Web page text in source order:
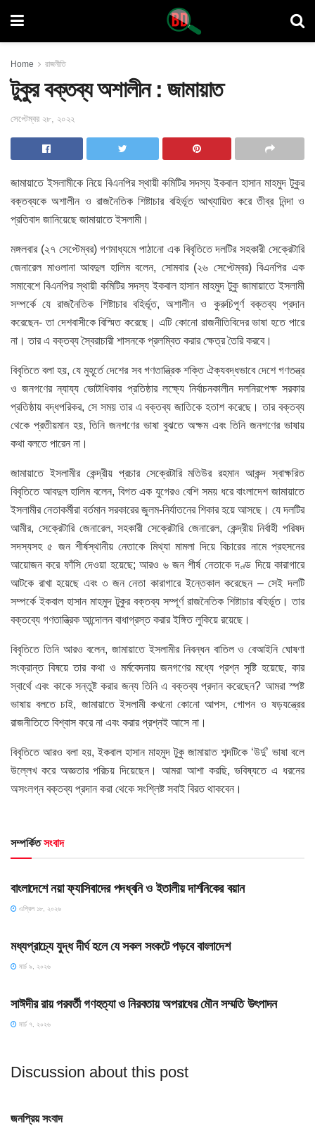
Home রাজনীতি
টুকুর বক্তব্য অশালীন : জামায়াত
সেপ্টেম্বর ২৮, ২০২২
জামায়াতে ইসলামীকে নিয়ে বিএনপির স্থায়ী কমিটির সদস্য ইকবাল হাসান মাহমুদ টুকুর
বক্তব্যকে অশালীন ও রাজনৈতিক শিষ্টাচার বহির্ভূত আখ্যায়িত করে তীব্র নিন্দা ও
প্রতিবাদ জানিয়েছে জামায়াতে ইসলামী।
মঙ্গলবার (২৭ সেপ্টেম্বর) গণমাধ্যমে পাঠানো এক বিবৃতিতে দলটির সহকারী সেক্রেটারি
জেনারেল মাওলানা আবদুল হালিম বলেন, সোমবার (২৬ সেপ্টেম্বর) বিএনপির এক
সমাবেশে বিএনপির স্থায়ী কমিটির সদস্য ইকবাল হাসান মাহমুদ টুকু জামায়াতে ইসলামী
সম্পর্কে যে রাজনৈতিক শিষ্টাচার বহির্ভূত, অশালীন ও কুরুচিপূর্ণ বক্তব্য প্রদান
করেছেন- তা দেশবাসীকে বিস্মিত করেছে। এটি কোনো রাজনীতিবিদের ভাষা হতে পারে
না। তার এ বক্তব্য স্বৈরাচারী শাসনকে প্রলম্বিত করার ক্ষেত্র তৈরি করবে।
বিবৃতিতে বলা হয়, যে মুহূর্তে দেশের সব গণতান্ত্রিক শক্তি ঐক্যবদ্ধভাবে দেশে গণতন্ত্র
ও জনগণের ন্যায্য ভোটাধিকার প্রতিষ্ঠার লক্ষ্যে নির্বাচনকালীন দলনিরপেক্ষ সরকার
প্রতিষ্ঠায় বদ্ধপরিকর, সে সময় তার এ বক্তব্য জাতিকে হতাশ করেছে। তার বক্তব্য
থেকে প্রতীয়মান হয়, তিনি জনগণের ভাষা বুঝতে অক্ষম এবং তিনি জনগণের ভাষায়
কথা বলতে পারেন না।
জামায়াতে ইসলামীর কেন্দ্রীয় প্রচার সেক্রেটারি মতিউর রহমান আকন্দ স্বাক্ষরিত
বিবৃতিতে আবদুল হালিম বলেন, বিগত এক যুগেরও বেশি সময় ধরে বাংলাদেশ জামায়াতে
ইসলামীর নেতাকর্মীরা বর্তমান সরকারের জুলম-নির্যাতনের শিকার হয়ে আসছে। যে দলটির
আমীর, সেক্রেটারি জেনারেল, সহকারী সেক্রেটারি জেনারেল, কেন্দ্রীয় নির্বাহী পরিষদ
সদস্যসহ ৫ জন শীর্ষস্থানীয় নেতাকে মিথ্যা মামলা দিয়ে বিচারের নামে প্রহসনের
আয়োজন করে ফাঁসি দেওয়া হয়েছে; আরও ৬ জন শীর্ষ নেতাকে দণ্ড দিয়ে কারাগারে
আটকে রাখা হয়েছে এবং ৩ জন নেতা কারাগারে ইন্তেকাল করেছেন – সেই দলটি
সম্পর্কে ইকবাল হাসান মাহমুদ টুকুর বক্তব্য সম্পূর্ণ রাজনৈতিক শিষ্টাচার বহির্ভূত। তার
বক্তব্যে গণতান্ত্রিক আন্দোলন বাধাগ্রস্ত করার ইঙ্গিত লুকিয়ে রয়েছে।
বিবৃতিতে তিনি আরও বলেন, জামায়াতে ইসলামীর নিবন্ধন বাতিল ও বেআইনি ঘোষণা
সংক্রান্ত বিষয়ে তার কথা ও মর্মবেদনায় জনগণের মধ্যে প্রশ্ন সৃষ্টি হয়েছে, কার
স্বার্থে এবং কাকে সন্তুষ্ট করার জন্য তিনি এ বক্তব্য প্রদান করেছেন? আমরা স্পষ্ট
ভাষায় বলতে চাই, জামায়াতে ইসলামী কখনো কোনো আপস, গোপন ও ষড়যন্ত্রের
রাজনীতিতে বিশ্বাস করে না এবং করার প্রশ্নই আসে না।
বিবৃতিতে আরও বলা হয়, ইকবাল হাসান মাহমুদ টুকু জামায়াত শব্দটিকে ‘উর্দু’ ভাষা বলে
উল্লেখ করে অজ্ঞতার পরিচয় দিয়েছেন। আমরা আশা করছি, ভবিষ্যতে এ ধরনের
অসংলগ্ন বক্তব্য প্রদান করা থেকে সংশ্লিষ্ট সবাই বিরত থাকবেন।
সম্পর্কিতসংবাদ
HOME POST
বাংলাদেশে নয়া ফ্যাসিবাদের পদধ্বনি ও ইতালীয় দার্শনিকের বয়ান
এপ্রিল ১৮, ২০২৬
মধ্যপ্রাচ্যে যুদ্ধ দীর্ঘ হলে যে সকল সংকটে পড়বে বাংলাদেশ
মার্চ ৯, ২০২৬
সাঈদীর রায় পরবর্তী গণহত্যা ও নিরবতায় অপরাধের মৌন সম্মতি উৎপাদন
মার্চ ৭, ২০২৬
Discussion about this post
জনপ্রিয় সংবাদ